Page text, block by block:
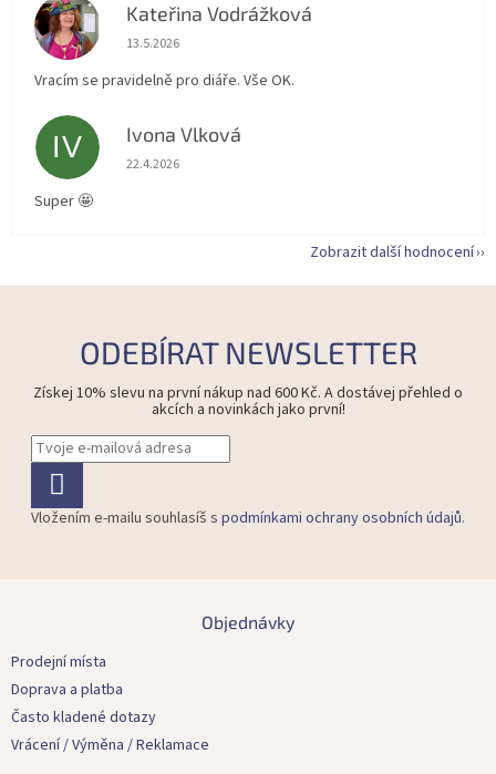
KV Kateřina Vodrážková
Hodnocení obchodu je 5 z 5 hvězdiček.
13.5.2026
Vracím se pravidelně pro diáře. Vše OK.
IV Ivona Vlková
Hodnocení obchodu je 5 z 5 hvězdiček.
22.4.2026
Super 🤩
Zobrazit další hodnocení
ODEBÍRAT NEWSLETTER
Získej 10% slevu na první nákup nad 600 Kč. A dostávej přehled o
akcích a novinkách jako první!
Vložením e-mailu souhlasíš s podmínkami ochrany osobních údajů.
Objednávky
Prodejní místa
Doprava a platba
Často kladené dotazy
Vrácení / Výměna / Reklamace